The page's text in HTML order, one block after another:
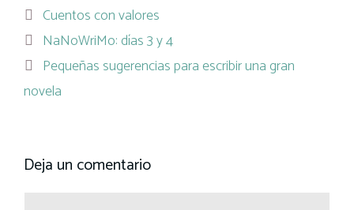
Categorías
Cuentos con valores
NaNoWriMo: días 3 y 4
Pequeñas sugerencias para escribir una gran
novela
Deja un comentario